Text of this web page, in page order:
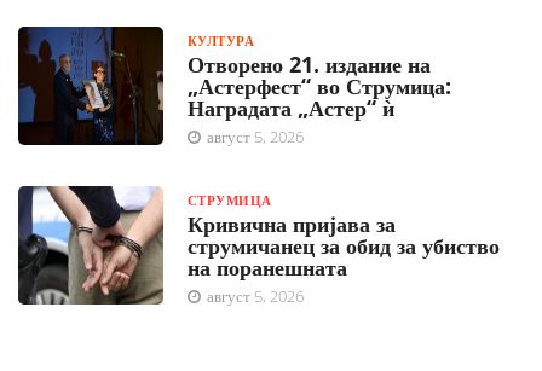
КУЛТУРА
Отворено 21. издание на
„Астерфест“ во Струмица:
Наградата „Астер“ ѝ
август 5, 2026
СТРУМИЦА
Кривична пријава за
струмичанец за обид за убиство
на поранешната
август 5, 2026